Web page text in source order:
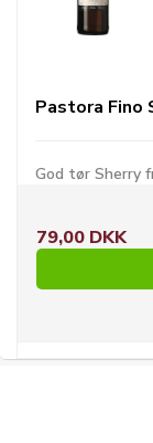
Pastora Fino
God tør Sherry
79,00 DKK